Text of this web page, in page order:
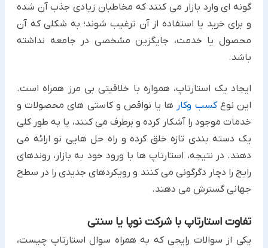
گونه ای وارد بازار می کنند که مخاطبان زیادی جذب آن شده
و برای خرید یا استفاده از آن ترغیب شوند؛ به شکلی که آن
محصول یا خدمت، جایگزین مشخصی در جامعه نداشته
باشد.
ایجاد یک استارتاپ، همواره با خلاقیتی بی مرز همراه است.
این نوعکسب وکار ها یا نواقص و کاستی های محصولات و
خدمات موجود را آشکار کرده و برطرف می کنند، یا به طور کلی
یک دسته بندی تازه خلق کرده و راه حل هایی نو ارائه می
دهند. در نتیجه، استارتاپ ها با ورود خود به بازار، روندهای
رایج را دچار دگرگونی می کنند و رویکردهای جدیدی را در سطح
جهانی گسترش می دهند.
تفاوت استارتاپ با شرکت نوپا یا سنتی
یکی از سوالات رایجی که به همراه سوال استارتاپ چیست،